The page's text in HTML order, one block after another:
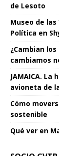
de Lesoto
Museo de
Política en
¿Cambian
cambiamos
JAMAICA.
avioneta de
Cómo
sostenible
Qué ver en